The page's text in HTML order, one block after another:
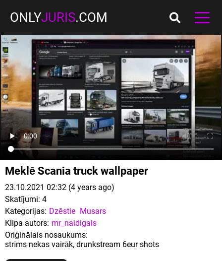
ONLYJURIS.COM
Meklē Scania truck wallpaper
23.10.2021 02:32 (4 years ago)
Skatījumi: 4
Kategorijas: Dzēstie Musars
Klipa autors: mr_naidigais
Oriģinālais nosaukums:
strīms nekas vairāk, drunkstream 6eur shots